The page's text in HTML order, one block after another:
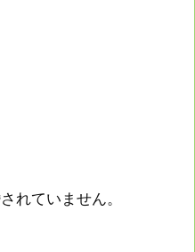
れていません。